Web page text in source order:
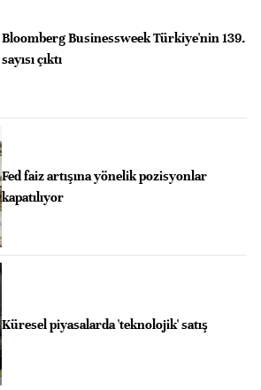
Bloomberg Businessweek Türkiye'nin 139.
sayısı çıktı
Fed faiz artışına yönelik pozisyonlar
kapatılıyor
Küresel piyasalarda 'teknolojik' satış